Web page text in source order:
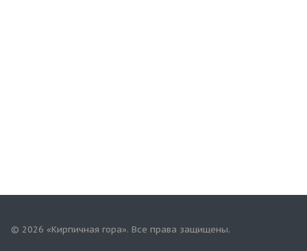
© 2026 «Кирпичная гора». Все права защищены.